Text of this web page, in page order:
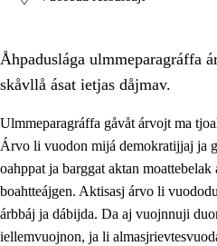
1. Åhpadusá árvvovuodo
1.1 Almasjárvvo
Åhpaduslága ulmmeparagráffa
skåvllå ásat ietjas dåjmav.
Ulmmeparagráffa gåvåt árvojt ma
Árvo li vuodon mijá demokratijjaj ja
oahppat ja barggat aktan
boahtteájgen. Aktisasj árvo li
árbbáj ja dábijda. Da aj vuojnnuji
iellemvuojnon, ja li